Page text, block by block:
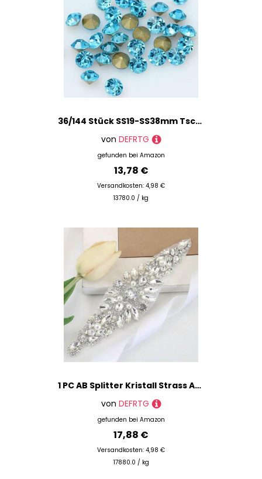
36/144 Stück SS19-SS38mm Tschechischer Kristall spitze Rückseite Runde Perlen Strass Glitzer für Schmuck Nagelherstellung DIY-blauer See-36p ss22
von DEFRTG
gefunden bei Amazon
13,78 €
Versandkosten: 4,98 €
13780.0 / kg
1 PC AB Splitter Kristall Strass Applikation Schweißen Blume Patch Nähen auf Brautkleid Ärmel Zubehör Strass Applikation-FA-1299 Splitter
von DEFRTG
gefunden bei Amazon
17,88 €
Versandkosten: 4,98 €
17880.0 / kg